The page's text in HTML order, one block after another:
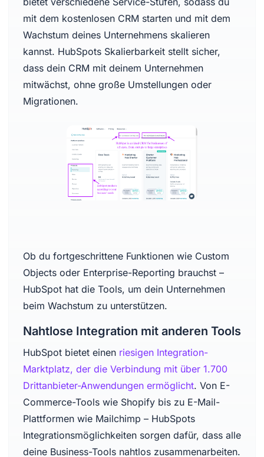
mit dem kostenlosen CRM starten und mit dem
Wachstum deines Unternehmens skalieren
kannst. HubSpots Skalierbarkeit stellt sicher,
dass dein CRM mit deinem Unternehmen
mitwächst, ohne große Umstellungen oder
Migrationen.
Ob du fortgeschrittene Funktionen wie Custom
Objects oder Enterprise-Reporting brauchst –
HubSpot hat die Tools, um dein Unternehmen
beim Wachstum zu unterstützen.
Nahtlose Integration mit anderen Tools
HubSpot bietet einen riesigen Integration-
Marktplatz, der die Verbindung mit über 1.700
Drittanbieter-Anwendungen ermöglicht. Von E-
Commerce-Tools wie Shopify bis zu E-Mail-
Plattformen wie Mailchimp – HubSpots
Integrationsmöglichkeiten sorgen dafür, dass alle
deine Business-Tools nahtlos zusammenarbeiten.